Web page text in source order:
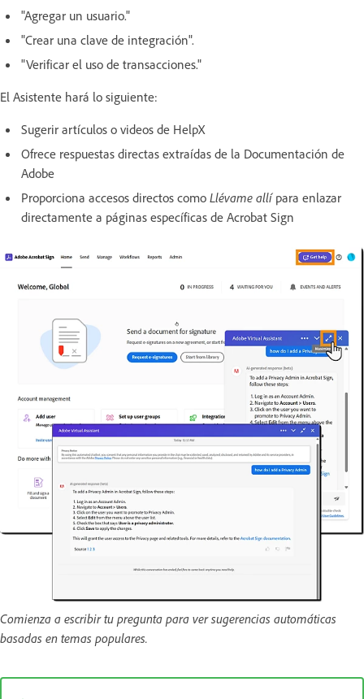
"Agregar un usuario."
"Crear una clave de integración".
"Verificar el uso de transacciones."
El Asistente hará lo siguiente:
Sugerir artículos o videos de HelpX
Ofrece respuestas directas extraídas de la Documentación de
Adobe
Proporciona accesos directos como Llévame allí para enlazar
directamente a páginas específicas de Acrobat Sign
Comienza a escribir tu pregunta para ver sugerencias automáticas
basadas en temas populares.